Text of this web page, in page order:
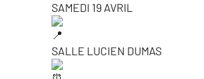
SAMEDI 19 AVRIL
SALLE LUCIEN DUMAS